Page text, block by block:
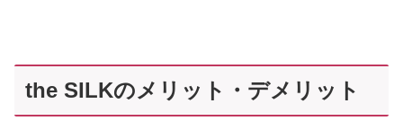
the SILKのメリット・デメリット